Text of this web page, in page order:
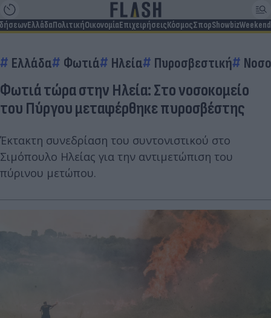
ΕλλάδαΠολιτικήΟικονομίαΕπιχειρήσειςΚόσμοςΣπορShowbizWeekend
Ελλάδα Φωτιά Ηλεία Πυροσβεστική
Φωτιά τώρα στην Ηλεία: Στο νοσοκομείο
του Πύργου μεταφέρθηκε πυροσβέστης
Έκτακτη συνεδρίαση του συντονιστικού στο
Σιμόπουλο Ηλείας για την αντιμετώπιση του
πύρινου μετώπου.